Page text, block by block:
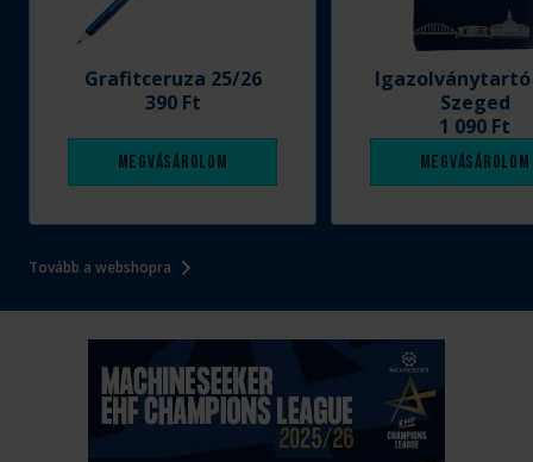
Tovább a webshopra
Grafitceruza 25/26
390 Ft
Megvásárolom
Szeged
1 090 Ft
Megvásárolom